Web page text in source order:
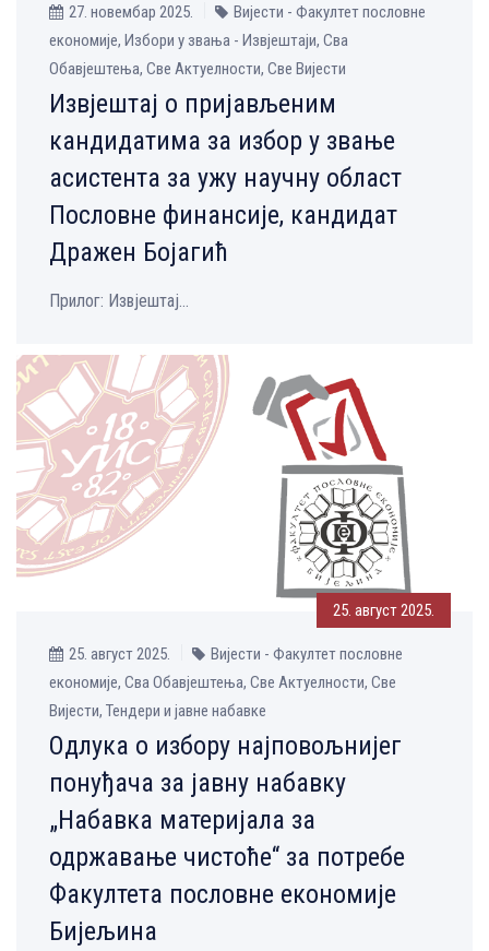
27. новембар 2025.
Вијести - Факултет пословне
економије, Избори у звања - Извјештаји, Сва
Обавјештења, Све Aктуелности, Све Вијести
Извјештај о пријављеним
кандидатима за избор у звање
асистента за ужу научну област
Пословне финансије, кандидат
Дражен Бојагић
Прилог: Извјештај...
25. август 2025.
25. август 2025.
Вијести - Факултет пословне
економије, Сва Обавјештења, Све Aктуелности, Све
Вијести, Тендери и јавне набавке
Одлука о избору најповољнијег
понуђача за јавну набавку
„Набавка материјала за
одржавање чистоће“ за потребе
Факултета пословне економије
Бијељина